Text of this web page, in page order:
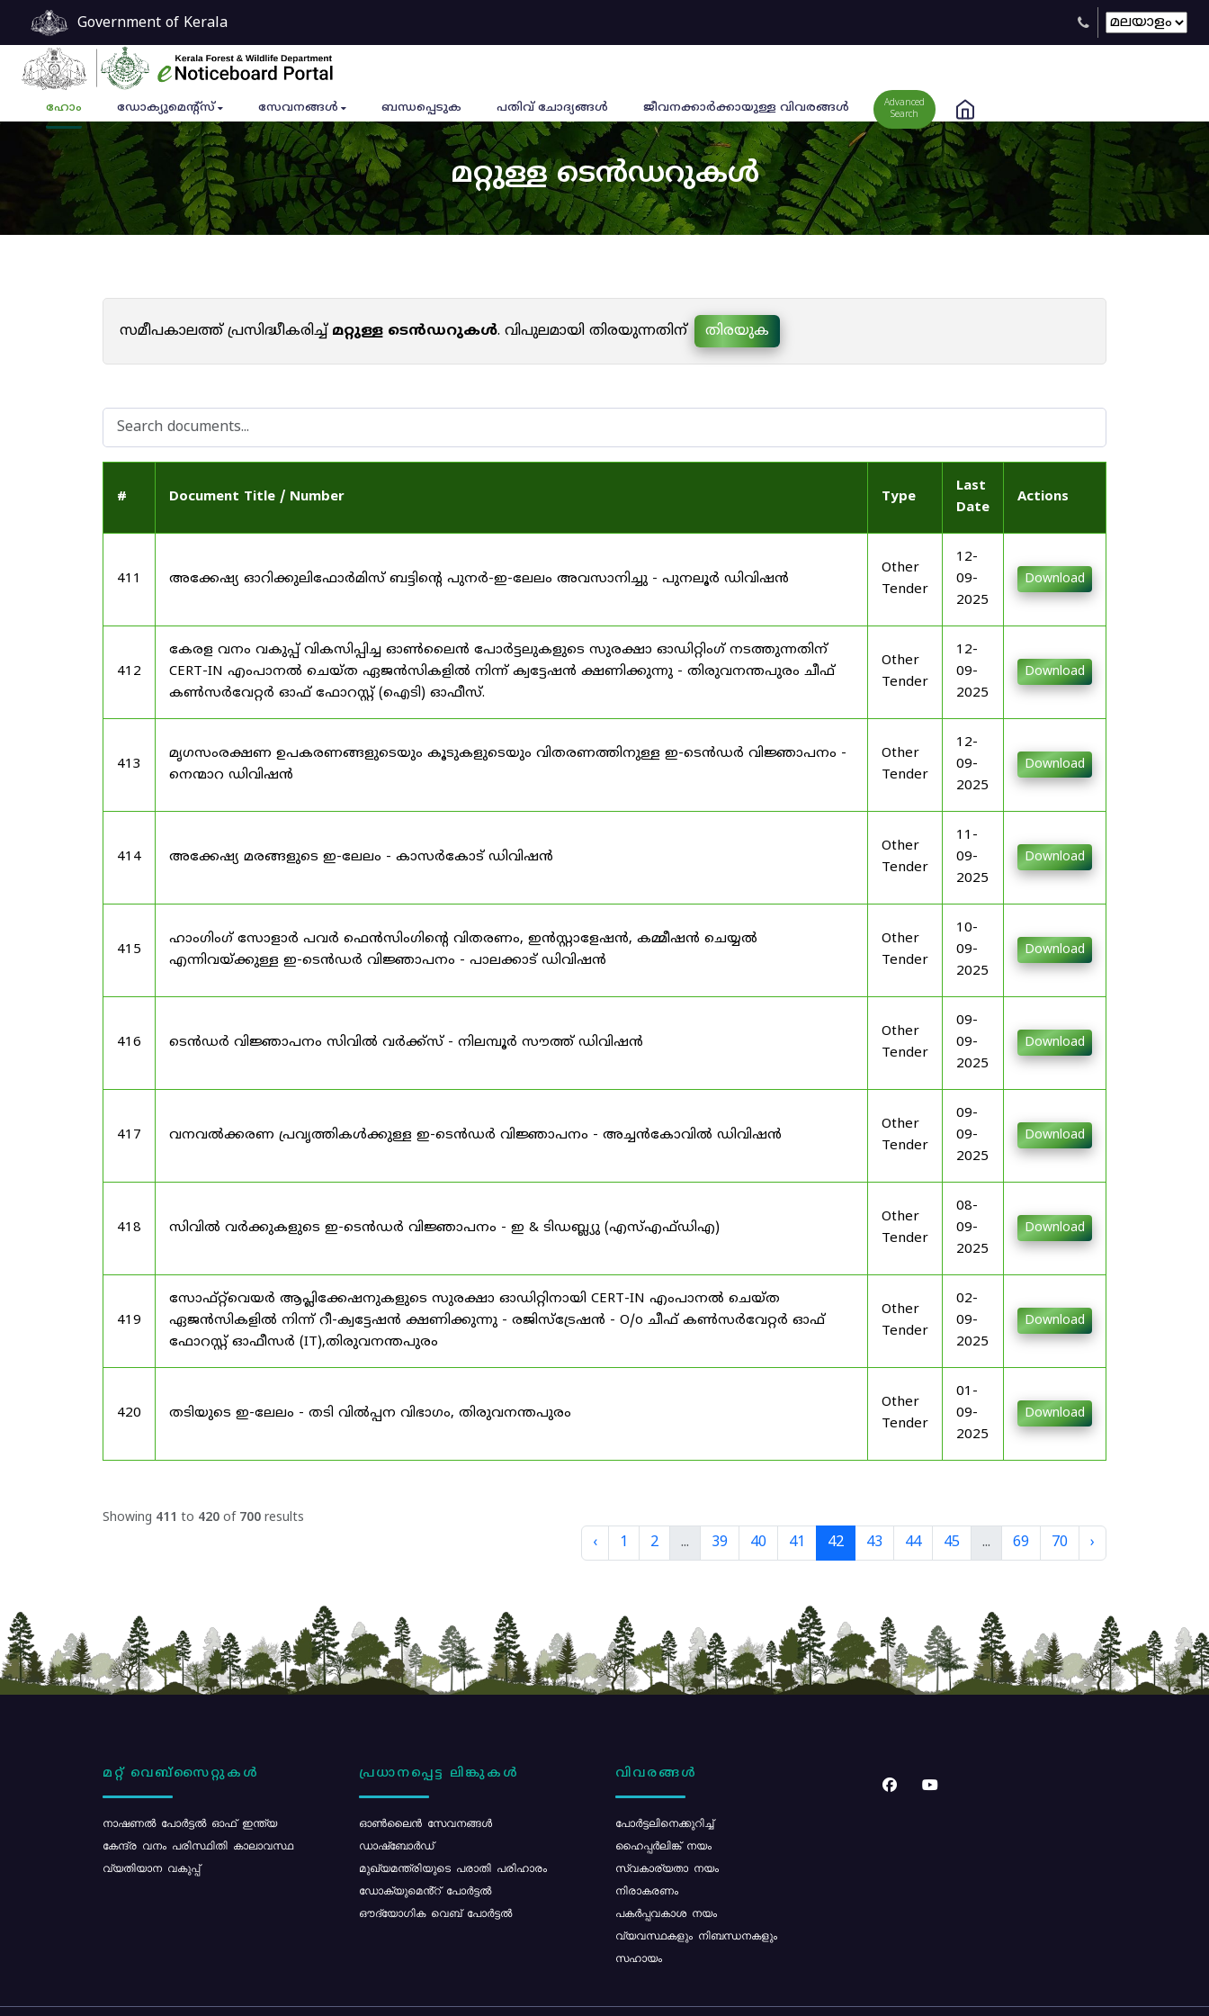
Government of Kerala
ഹോം ഡോക്യുമെൻ്റ്സ് സേവനങ്ങൾ ബന്ധപ്പെടുക പതിവ് ചോദ്യങ്ങൾ ജീവനക്കാര്‍ക്കായുള്ള വിവരങ്ങള്‍
Advanced
Search
മറ്റുള്ള ടെൻഡറുകൾ
സമീപകാലത്ത് പ്രസിദ്ധീകരിച്ച്മറ്റുള്ള ടെൻഡറുകൾ. വിപുലമായി തിരയുന്നതിന് തിരയുക
# Document Title / Number Type
Last
Date
Actions
411 അക്കേഷ്യ ഓറിക്കുലിഫോർമിസ് ബട്ടിന്റെ പുനർ-ഇ-ലേലം അവസാനിച്ചു - പുനലൂർ ഡിവിഷൻ
Other
Tender
12-
09-
2025
Download
412
കേരള വനം വകുപ്പ് വികസിപ്പിച്ച ഓൺലൈൻ പോർട്ടലുകളുടെ സുരക്ഷാ ഓഡിറ്റിംഗ് നടത്തുന്നതിന്
CERT-IN എംപാനൽ ചെയ്ത ഏജൻസികളിൽ നിന്ന് ക്വട്ടേഷൻ ക്ഷണിക്കുന്നു - തിരുവനന്തപുരം ചീഫ്
കൺസർവേറ്റർ ഓഫ് ഫോറസ്റ്റ് (ഐടി) ഓഫീസ്.
Other
Tender
12-
09-
2025
Download
413
മൃഗസംരക്ഷണ ഉപകരണങ്ങളുടെയും കൂടുകളുടെയും വിതരണത്തിനുള്ള ഇ-ടെൻഡർ വിജ്ഞാപനം -
നെന്മാറ ഡിവിഷൻ
Other
Tender
12-
09-
2025
Download
414 അക്കേഷ്യ മരങ്ങളുടെ ഇ-ലേലം - കാസർകോട് ഡിവിഷൻ
Other
Tender
11-
09-
2025
Download
415
ഹാംഗിംഗ് സോളാർ പവർ ഫെൻസിംഗിന്റെ വിതരണം, ഇൻസ്റ്റാളേഷൻ, കമ്മീഷൻ ചെയ്യൽ
എന്നിവയ്ക്കുള്ള ഇ-ടെൻഡർ വിജ്ഞാപനം - പാലക്കാട് ഡിവിഷൻ
Other
Tender
10-
09-
2025
Download
416 ടെൻഡർ വിജ്ഞാപനം സിവിൽ വർക്ക്സ് - നിലമ്പൂർ സൗത്ത് ഡിവിഷൻ
Other
Tender
09-
09-
2025
Download
417 വനവൽക്കരണ പ്രവൃത്തികൾക്കുള്ള ഇ-ടെൻഡർ വിജ്ഞാപനം - അച്ചൻകോവിൽ ഡിവിഷൻ
Other
Tender
09-
09-
2025
Download
418 സിവിൽ വർക്കുകളുടെ ഇ-ടെൻഡർ വിജ്ഞാപനം - ഇ & ടിഡബ്ല്യു (എസ്എഫ്ഡിഎ)
Other
Tender
08-
09-
2025
Download
419
സോഫ്റ്റ്‌വെയർ ആപ്ലിക്കേഷനുകളുടെ സുരക്ഷാ ഓഡിറ്റിനായി CERT-IN എംപാനൽ ചെയ്ത
ഏജൻസികളിൽ നിന്ന് റീ-ക്വട്ടേഷൻ ക്ഷണിക്കുന്നു - രജിസ്ട്രേഷൻ - O/o ചീഫ് കൺസർവേറ്റർ ഓഫ്
ഫോറസ്റ്റ് ഓഫീസർ (IT),തിരുവനന്തപുരം
Other
Tender
02-
09-
2025
Download
420 തടിയുടെ ഇ-ലേലം - തടി വിൽപ്പന വിഭാഗം, തിരുവനന്തപുരം
Other
Tender
01-
09-
2025
Download
Showing 411 to 420 of 700 results
‹ 1 2 ... 39 40 41 42 43 44 45 ... 69 70 ›
മറ്റ് വെബ്സൈറ്റുകൾ
നാഷണൽ പോർട്ടൽ ഓഫ് ഇന്ത്യ
കേന്ദ്ര വനം പരിസ്ഥിതി കാലാവസ്ഥ
വ്യതിയാന വകുപ്പ്
പ്രധാനപ്പെട്ട ലിങ്കുകൾ
ഓൺലൈൻ സേവനങ്ങൾ
ഡാഷ്ബോർഡ്
മുഖ്യമന്ത്രിയുടെ പരാതി പരിഹാരം
ഡോക്യുമെൻ്റ് പോർട്ടൽ
ഔദ്യോഗിക വെബ് പോർട്ടൽ
വിവരങ്ങൾ
പോര്‍ട്ടലിനെക്കുറിച്ച്
ഹൈപ്പർലിങ്ക് നയം
സ്വകാര്യതാ നയം
നിരാകരണം
പകർപ്പവകാശ നയം
വ്യവസ്ഥകളും നിബന്ധനകളും
സഹായം